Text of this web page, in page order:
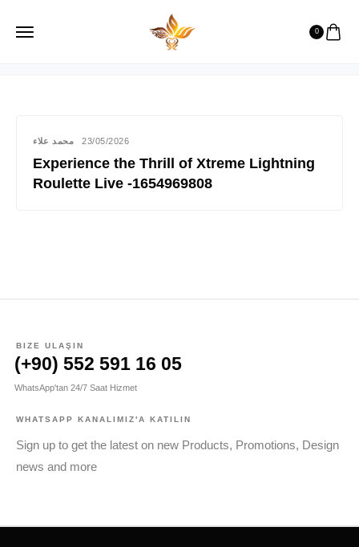
0
odiatastykhana
محمد علاء 23/05/2026
Experience the Thrill of Xtreme Lightning
Roulette Live -1654969808
BIZE ULAŞIN
(+90) 552 591 16 05
WhatsApp'tan 24/7 Saat Hizmet
WHATSAPP KANALIMIZ'A KATILIN
Sign up to get the latest on new Products, Promotions, Design
news and more